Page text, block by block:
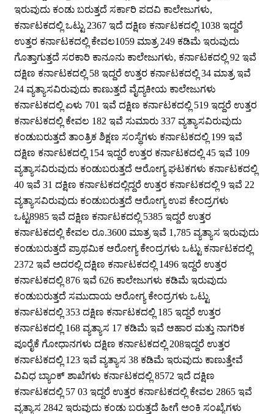
ಇರುವುದು ಕಂಡು ಬರುತ್ತದೆ ಸರ್ಕಾರಿ ಪದವಿ ಕಾಲೇಜುಗಳು,
ಕರ್ನಾಟಕದಲ್ಲಿ ಒಟ್ಟು 2367 ಇದೆ ದಕ್ಷಿಣ ಕರ್ನಾಟಕದಲ್ಲಿ 1038 ಇದ್ದರೆ
ಉತ್ತರ ಕರ್ನಾಟಕದಲ್ಲಿ ಕೇವಲ1059 ಮಾತ್ರ 249 ಕಡಿಮೆ ಇರುವುದು
ಗೊತ್ತಾಗುತ್ತದೆ ಸರಕಾರಿ ಕಾನೂನು ಕಾಲೇಜುಗಳು, ಕರ್ನಾಟಕದಲ್ಲಿ 92 ಇವೆ
ದಕ್ಷಿಣ ಕರ್ನಾಟಕದಲ್ಲಿ 58 ಇದ್ದರೆ ಉತ್ತರ ಕರ್ನಾಟಕದಲ್ಲಿ 34 ಮಾತ್ರ ಇವೆ
24 ವ್ಯತ್ಯಾಸವಿರುವುದು ಕಾಣುತ್ತದೆ ವೈದ್ಯಕೀಯ ಕಾಲೇಜುಗಳು
ಕರ್ನಾಟಕದಲ್ಲಿ ಏಳು 701 ಇವೆ ದಕ್ಷಿಣ ಕರ್ನಾಟಕದಲ್ಲಿ 519 ಇದ್ದರೆ ಉತ್ತರ
ಕರ್ನಾಟಕದಲ್ಲಿ ಕೇವಲ 182 ಇವೆ ಸುಮಾರು 337 ವ್ಯತ್ಯಾಸವಿರುವುದು
ಕಂಡುಬರುತ್ತದೆ ತಾಂತ್ರಿಕ ಶಿಕ್ಷಣ ಸಂಸ್ಥೆಗಳು ಕರ್ನಾಟಕದಲ್ಲಿ 199 ಇವೆ
ದಕ್ಷಿಣ ಕರ್ನಾಟಕದಲ್ಲಿ 154 ಇದ್ದರೆ ಉತ್ತರ ಕರ್ನಾಟಕದಲ್ಲಿ 45 ಇವೆ 109
ವ್ಯತ್ಯಾಸವಿರುವುದು ಕಂಡುಬರುತ್ತದೆ ಆರೋಗ್ಯ ಘಟಕಗಳು ಕರ್ನಾಟಕದಲ್ಲಿ
40 ಇವೆ 31 ದಕ್ಷಿಣ ಕರ್ನಾಟಕದಲ್ಲಿದ್ದರೆ ಉತ್ತರ ಕರ್ನಾಟಕದಲ್ಲಿ 9 ಇವೆ 22
ವ್ಯತ್ಯಾಸವಿರುವುದು ಕಂಡುಬರುತ್ತದೆ ಆರೋಗ್ಯ ಉಪ ಕೇಂದ್ರಗಳು
ಒಟ್ಟ8985 ಇವೆ ದಕ್ಷಿಣ ಕರ್ನಾಟಕದಲ್ಲಿ 5385 ಇದ್ದರೆ ಉತ್ತರ
ಕರ್ನಾಟಕದಲ್ಲಿ ಕೇವಲ ರೂ.3600 ಮಾತ್ರ ಇವೆ 1,785 ವ್ಯತ್ಯಾಸ ಇರುವುದು
ಕಂಡುಬರುತ್ತದೆ ಪ್ರಾಥಮಿಕ ಆರೋಗ್ಯ ಕೇಂದ್ರಗಳು ಒಟ್ಟು ಕರ್ನಾಟಕದಲ್ಲಿ
2372 ಇವೆ ಅದರಲ್ಲಿ ದಕ್ಷಿಣ ಕರ್ನಾಟಕದಲ್ಲಿ 1496 ಇದ್ದರೆ ಉತ್ತರ
ಕರ್ನಾಟಕದಲ್ಲಿ 876 ಇವೆ 626 ಕಾಲೇಜುಗಳು ಕಡಿಮೆ ಇರುವುದು
ಕಂಡುಬರುತ್ತದೆ ಸಮುದಾಯ ಆರೋಗ್ಯ ಕೇಂದ್ರಗಳು ಒಟ್ಟು
ಕರ್ನಾಟಕದಲ್ಲಿ 353 ದಕ್ಷಿಣ ಕರ್ನಾಟಕದಲ್ಲಿ 185 ಇದ್ದರೆ ಉತ್ತರ
ಕರ್ನಾಟಕದಲ್ಲಿ 168 ವ್ಯತ್ಯಾಸ 17 ಕಡಿಮೆ ಇವೆ ಆಹಾರ ಮತ್ತು ನಾಗರಿಕ
ಪೂರೈಕೆ ಗೋಧಾನಗಳು ದಕ್ಷಿಣ ಕರ್ನಾಟಕದಲ್ಲಿ 208ಇದ್ದರೆ ಉತ್ತರ
ಕರ್ನಾಟಕದಲ್ಲಿ 123 ಇವೆ ವ್ಯತ್ಯಾಸ 38 ಕಡಿಮೆ ಇರುವುದು ಕಾಣುತ್ತೇವೆ
ವಿವಿಧ ಬ್ಯಾಂಕ್ ಶಾಖೆಗಳು ಕರ್ನಾಟಕದಲ್ಲಿ 8572 ಇದೆ ದಕ್ಷಿಣ
ಕರ್ನಾಟಕದಲ್ಲಿ 57 03 ಇದ್ದರೆ ಉತ್ತರ ಕರ್ನಾಟಕದಲ್ಲಿ ಕೇವಲ 2865 ಇವೆ
ವ್ಯತ್ಯಾಸ 2842 ಇರುವುದು ಕಂಡು ಬರುತ್ತದೆ ಹೀಗೆ ಅಂಕಿ ಸಂಖ್ಯೆಗಳು